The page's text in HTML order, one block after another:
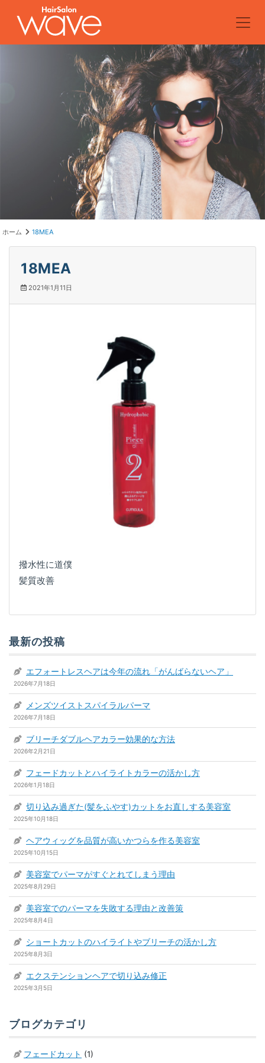
ホーム 18MEA
18MEA
2021年1月11日
撥水性に道僕
髪質改善
最新の投稿
エフォートレスヘアは今年の流れ「がんばらないヘア」
2026年7月18日
メンズツイストスパイラルパーマ
2026年7月18日
ブリーチダブルヘアカラー効果的な方法
2026年2月21日
フェードカットとハイライトカラーの活かし方
2026年1月18日
切り込み過ぎた(髪をふやす)カットをお直しする美容室
2025年10月18日
ヘアウィッグを品質が高いかつらを作る美容室
2025年10月15日
美容室でパーマがすぐとれてしまう理由
2025年8月29日
美容室でのパーマを失敗する理由と改善策
2025年8月4日
ショートカットのハイライトやブリーチの活かし方
2025年8月3日
エクステンションヘアで切り込み修正
2025年3月5日
ブログカテゴリ
フェードカット (1)